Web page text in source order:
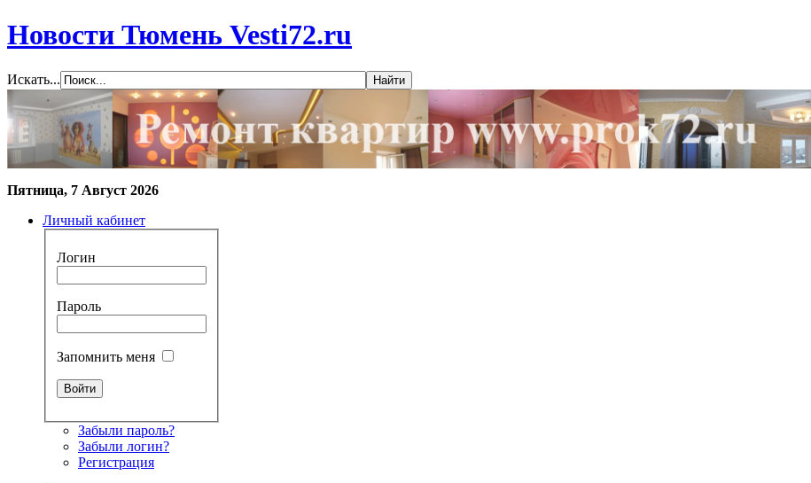
Новости Тюмень Vesti72.ru
Искать...
Пятница, 7 Август 2026
Личный кабинет
Логин
Пароль
Запомнить меня
Забыли пароль?
Забыли логин?
Регистрация